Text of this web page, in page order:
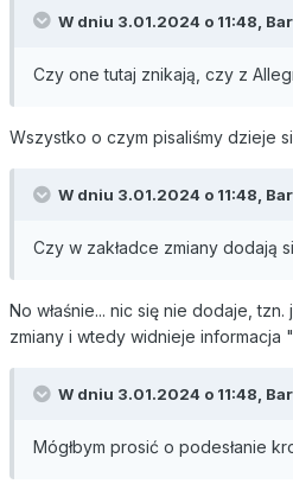
W dniu 3.01.2024 o 11:48,
Czy one tutaj znikają, czy z
Wszystko o czym pisaliśmy dzieje
W dniu 3.01.2024 o 11:48,
Czy w zakładce zmiany dodają
No właśnie... nic się nie dodaje,
zmiany i wtedy widnieje informacja
W dniu 3.01.2024 o 11:48,
Mógłbym prosić o podesłanie